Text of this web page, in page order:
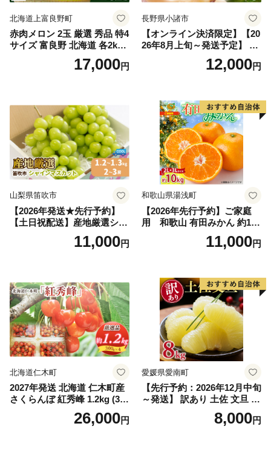
北海道上富良野町
赤肉メロン 2玉 厳選 秀品 特4
サイズ 富良野 北海道 各2kg
～2.6kg 2玉 セット ファーム
富良野 メロン めろん 果物 く
17,000円
長野県小諸市
【オンライン決済限定】【20
26年8月上旬～発送予定】 先
行予約 「浅間水蜜桃プレミ
アム」 もも あかつき 秀品 約
果肉 長野県産 小諸市
12,000円
山梨県笛吹市
【2026年発送★先行予約】
【土日祝配送】産地厳選シャ
インマスカット1.2kg～1.3kg
（2房～3房）※沖縄・離島配
笛吹市 山梨県 フルーツ 果物
ぶどう 葡萄 大粒 シャインマ
スカット おすすめ シャイン
マスカット 贈答 ギフト 産地
笛吹市 シャインマスカット
笛吹 葡萄 国産 ぶどう 人気
国産 1.2kg 先行｜
11,000円
和歌山県湯浅町
【2026年先行予約】ご家庭
用 和歌山 有田みかん 約10k
g (2L、3Lサイズ)【湯浅町】
11,000円
北海道仁木町
2027年発送 北海道 仁木町産
さくらんぼ 紅秀峰 1.2kg (300
g×4パック) Lサイズ以上 旬
桜桃 産地直送 サクランボ チ
26,000円
愛媛県愛南町
【先行予約：2026年12月中旬
～発送】 訳あり 土佐 文旦 8k
g (Mサイズ以上サイズミック
ス) 8000円 わけあり ぶんた
8,000円